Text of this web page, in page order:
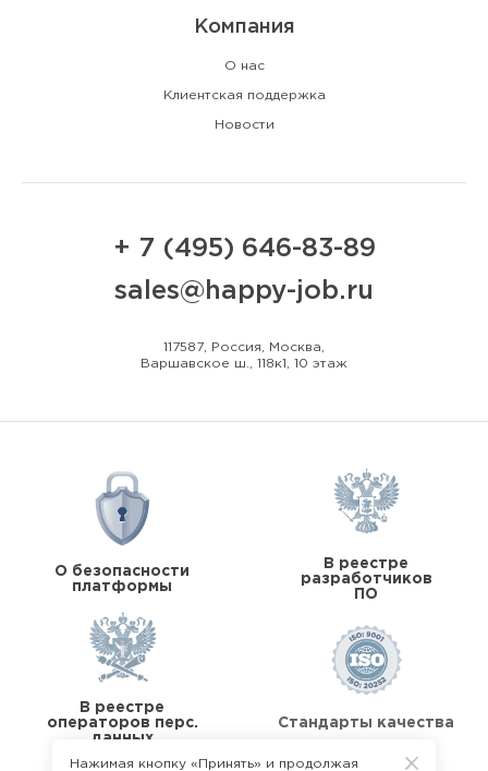
Компания
О нас
Клиентская поддержка
Новости
+ 7 (495) 646-83-89
sales@happy-job.ru
117587, Россия, Москва,
Варшавское ш., 118к1, 10 этаж
О безопасности
платформы
В реестре
разработчиков
ПО
В реестре
операторов перс.
данных
Стандарты качества
Нажимая кнопку «Принять» и продолжая